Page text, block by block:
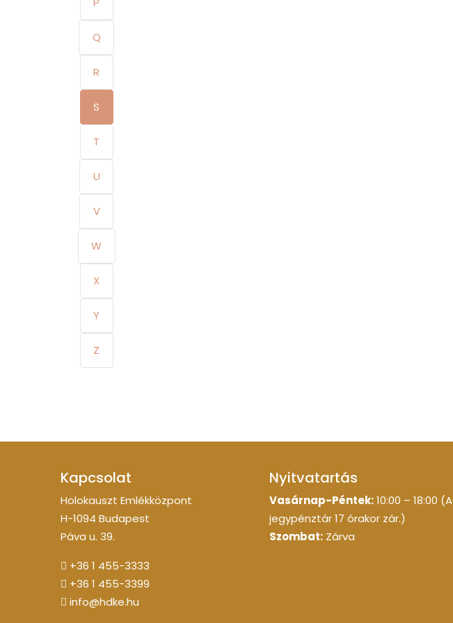
Q
R
S
T
U
V
W
X
Y
Z
Kapcsolat
Holokauszt Emlékközpont
H-1094 Budapest
Páva u. 39.
+36 1 455-3333
+36 1 455-3399
info@hdke.hu
Nyitvatartás
Vasárnap-Péntek:10:00 – 18:00 (A
jegypénztár 17 órakor zár.)
Szombat: Zárva